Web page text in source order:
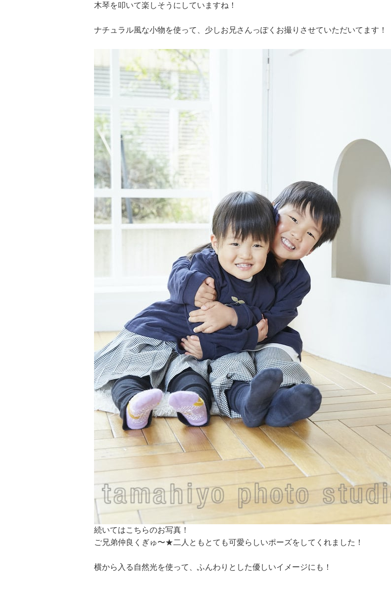
木琴を叩いて楽しそうにしていますね！
ナチュラル風な小物を使って、少しお兄さんっぽくお撮りさせていただいてます！
続いてはこちらのお写真！
ご兄弟仲良くぎゅ〜★二人ともとても可愛らしいポーズをしてくれました！
横から入る自然光を使って、ふんわりとした優しいイメージにも！